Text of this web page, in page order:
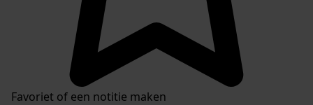
Favoriet of een notitie maken